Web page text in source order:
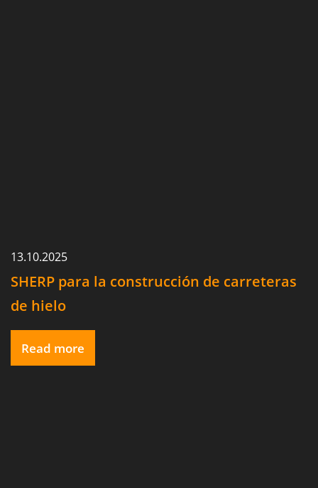
13.10.2025
SHERP para la construcción de carreteras
de hielo
Read more